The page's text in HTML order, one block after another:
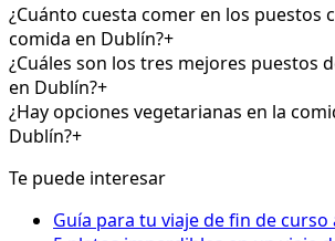
¿Cuánto cuesta comer en los puestos
comida en Dublín?+
¿Cuáles son los tres mejores puestos
en Dublín?+
¿Hay opciones vegetarianas en la
Dublín?+
Te puede interesar
Guía para tu viaje de fin de curso